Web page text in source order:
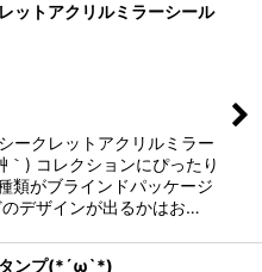
ットアクリルミラーシール
ークレットアクリルミラー
｀) コレクションにぴったり
類がブラインドパッケージ
デザインが出るかはお…
タンプ(*´ω`*)